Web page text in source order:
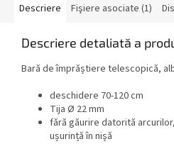
Descriere Fişiere asociate (1)
Descriere detaliată a
Bară de împrăștiere telescopică,
deschidere 70-120 cm
Tija Ø 22 mm
fără găurire datorită
ușurință în nișă